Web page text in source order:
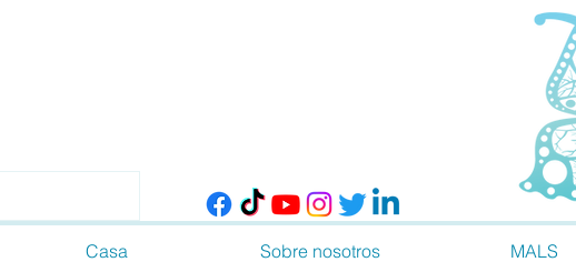
Casa Sobre nosotros MALS